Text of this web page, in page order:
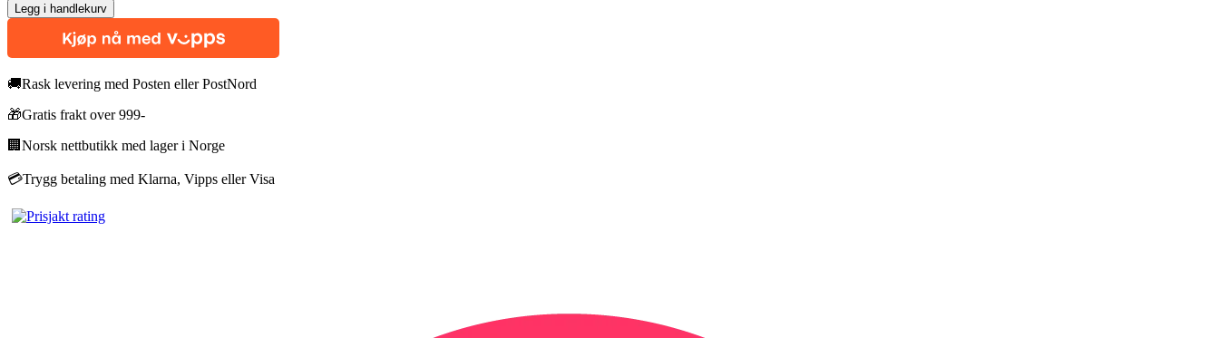
Legg i handlekurv
🚚Rask levering med Posten eller PostNord
🎁Gratis frakt over 999-
🏢 Norsk nettbutikk med lager i Norge
💳Trygg betaling med Klarna, Vipps eller Visa